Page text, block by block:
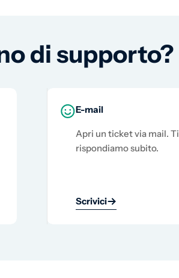
di supporto?
E-mail
Apri un ticket via mail. Ti
rispondiamo subito.
Scrivici